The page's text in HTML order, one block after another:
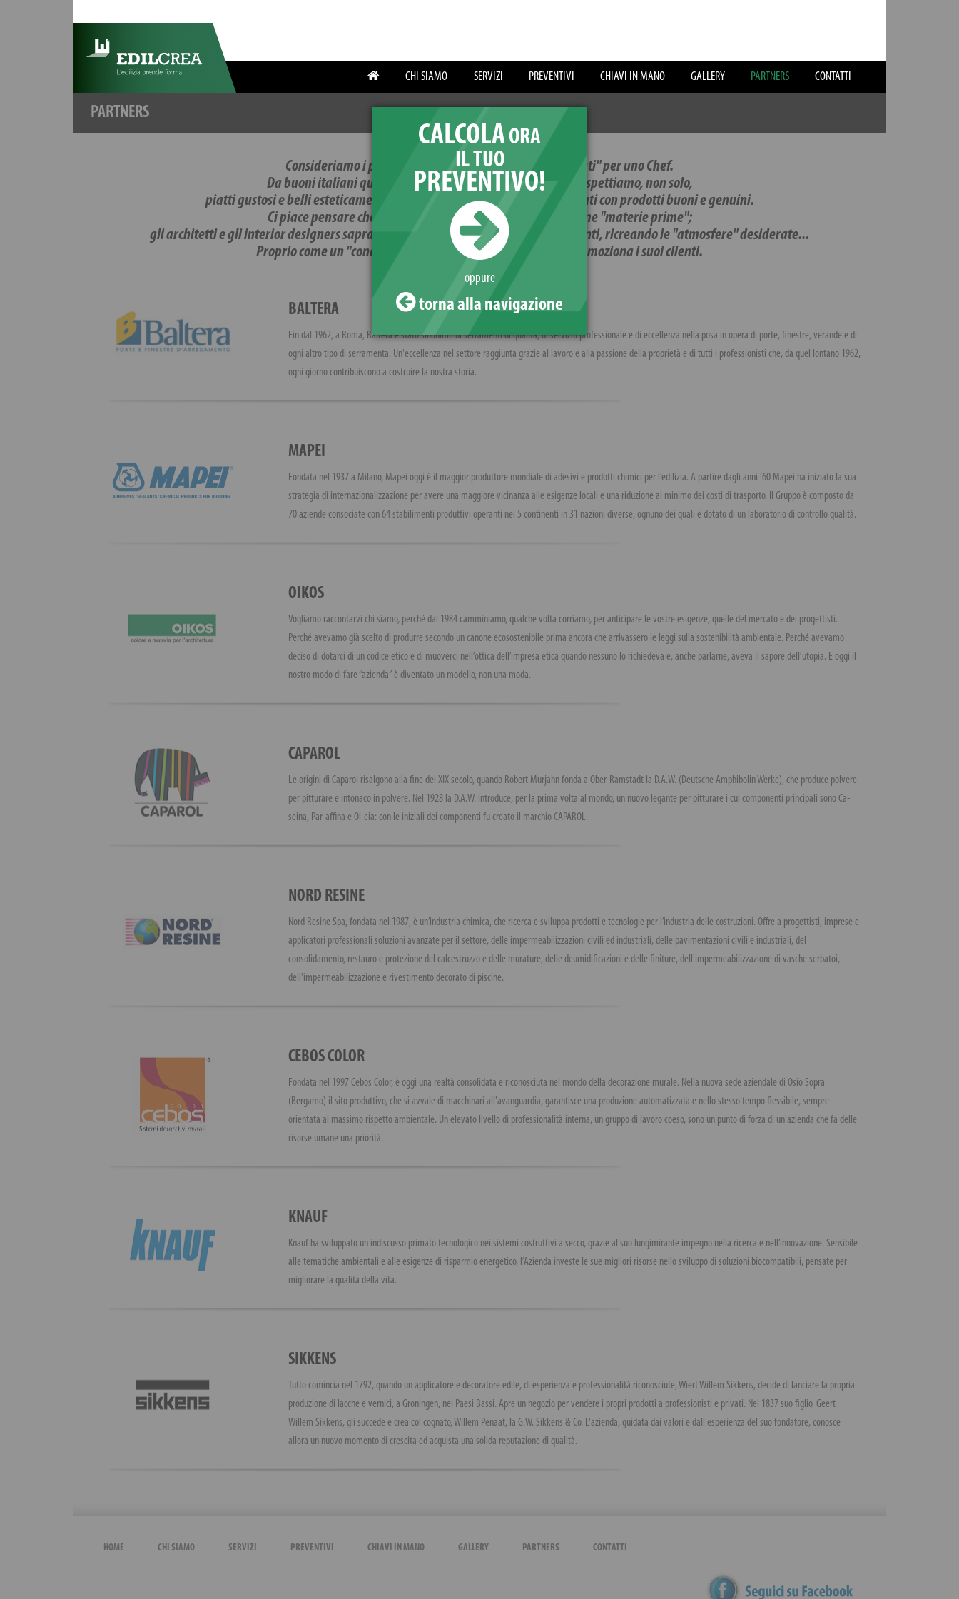
CHI SIAMO SERVIZI PREVENTIVI CHIAVI IN MANO GALLERY PARTNERS CONTATTI
PARTNERS
Consideriamo i prodotti e i materiali come "gli ingredienti" per uno Chef.
Da buoni italiani quando ci sediamo in un bel ristorante ci aspettiamo, non solo,
piatti gustosi e belli esteticamente ma soprattutto che siano stati cucinati con prodotti buoni e genuini.
Ci piace pensare che i nostri partners sappiano fornirci ottime "materie prime";
gli architetti e gli interior designers sapranno valorizzarli con sapienti accostamenti, ricreando le "atmosfere" desiderate...
Proprio come un "condimento speciale" con il quale un cuoco emoziona i suoi clienti.
BALTERA
Fin dal 1962, a Roma, Baltera è stato sinonimo di serramenti di qualità, di servizio professionale e di eccellenza nella posa in opera di porte, finestre, verande e di
ogni altro tipo di serramenta. Un'eccellenza nel settore raggiunta grazie al lavoro e alla passione della proprietà e di tutti i professionisti che, da quel lontano 1962,
ogni giorno contribuiscono a costruire la nostra storia.
MAPEI
Fondata nel 1937 a Milano, Mapei oggi è il maggior produttore mondiale di adesivi e prodotti chimici per l’edilizia. A partire dagli anni ’60 Mapei ha iniziato la sua
strategia di internazionalizzazione per avere una maggiore vicinanza alle esigenze locali e una riduzione al minimo dei costi di trasporto. Il Gruppo è composto da
70 aziende consociate con 64 stabilimenti produttivi operanti nei 5 continenti in 31 nazioni diverse, ognuno dei quali è dotato di un laboratorio di controllo qualità.
OIKOS
Vogliamo raccontarvi chi siamo, perché dal 1984 camminiamo, qualche volta corriamo, per anticipare le vostre esigenze, quelle del mercato e dei progettisti.
Perché avevamo già scelto di produrre secondo un canone ecosostenibile prima ancora che arrivassero le leggi sulla sostenibilità ambientale. Perché avevamo
deciso di dotarci di un codice etico e di muoverci nell’ottica dell’impresa etica quando nessuno lo richiedeva e, anche parlarne, aveva il sapore dell’utopia. E oggi il
nostro modo di fare “azienda” è diventato un modello, non una moda.
CAPAROL
Le origini di Caparol risalgono alla fine del XIX secolo, quando Robert Murjahn fonda a Ober-Ramstadt la D.A.W. (Deutsche Amphibolin Werke), che produce polvere
per pitturare e intonaco in polvere. Nel 1928 la D.A.W. introduce, per la prima volta al mondo, un nuovo legante per pitturare i cui componenti principali sono Ca-
seina, Par-affina e Ol-eia: con le iniziali dei componenti fu creato il marchio CAPAROL.
NORD RESINE
Nord Resine Spa, fondata nel 1987, è un’industria chimica, che ricerca e sviluppa prodotti e tecnologie per l’industria delle costruzioni. Offre a progettisti, imprese e
applicatori professionali soluzioni avanzate per il settore, delle impermeabilizzazioni civili ed industriali, delle pavimentazioni civili e industriali, del
consolidamento, restauro e protezione del calcestruzzo e delle murature, delle deumidificazioni e delle finiture, dell'impermeabilizzazione di vasche serbatoi,
dell'impermeabilizzazione e rivestimento decorato di piscine.
CEBOS COLOR
Fondata nel 1997 Cebos Color, è oggi una realtà consolidata e riconosciuta nel mondo della decorazione murale. Nella nuova sede aziendale di Osio Sopra
(Bergamo) il sito produttivo, che si avvale di macchinari all'avanguardia, garantisce una produzione automatizzata e nello stesso tempo flessibile, sempre
orientata al massimo rispetto ambientale. Un elevato livello di professionalità interna, un gruppo di lavoro coeso, sono un punto di forza di un'azienda che fa delle
risorse umane una priorità.
KNAUF
Knauf ha sviluppato un indiscusso primato tecnologico nei sistemi costruttivi a secco, grazie al suo lungimirante impegno nella ricerca e nell’innovazione. Sensibile
alle tematiche ambientali e alle esigenze di risparmio energetico, l’Azienda investe le sue migliori risorse nello sviluppo di soluzioni biocompatibili, pensate per
migliorare la qualità della vita.
SIKKENS
Tutto comincia nel 1792, quando un applicatore e decoratore edile, di esperienza e professionalità riconosciute, Wiert Willem Sikkens, decide di lanciare la propria
produzione di lacche e vernici, a Groningen, nei Paesi Bassi. Apre un negozio per vendere i propri prodotti a professionisti e privati. Nel 1837 suo figlio, Geert
Willem Sikkens, gli succede e crea col cognato, Willem Penaat, la G.W. Sikkens & Co. L'azienda, guidata dai valori e dall'esperienza del suo fondatore, conosce
allora un nuovo momento di crescita ed acquista una solida reputazione di qualità.
HOME CHI SIAMO SERVIZI PREVENTIVI CHIAVI IN MANO GALLERY PARTNERS CONTATTI
CALCOLAORA
IL TUO
PREVENTIVO!
oppure
torna alla navigazione